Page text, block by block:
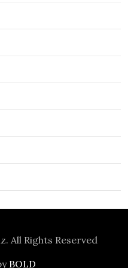
. All Rights Reserved
BOLD